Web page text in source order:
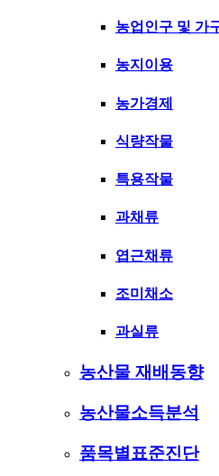
농업인구 및 가
농지이용
농가경제
식량작물
특용작물
과채류
엽근채류
조미채소
과실류
농산물 재배동향
농산물소득분석
품목별표준진단